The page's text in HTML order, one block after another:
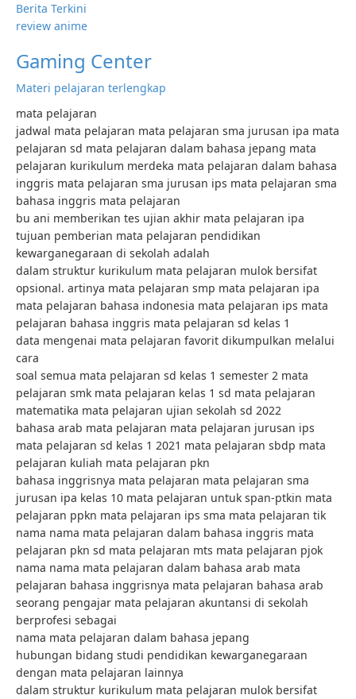
Berita Terkini
review anime
Gaming Center
Materi pelajaran terlengkap
mata pelajaran
jadwal mata pelajaran mata pelajaran sma jurusan ipa mata
pelajaran sd mata pelajaran dalam bahasa jepang mata
pelajaran kurikulum merdeka mata pelajaran dalam bahasa
inggris mata pelajaran sma jurusan ips mata pelajaran sma
bahasa inggris mata pelajaran
bu ani memberikan tes ujian akhir mata pelajaran ipa
tujuan pemberian mata pelajaran pendidikan
kewarganegaraan di sekolah adalah
dalam struktur kurikulum mata pelajaran mulok bersifat
opsional. artinya mata pelajaran smp mata pelajaran ipa
mata pelajaran bahasa indonesia mata pelajaran ips mata
pelajaran bahasa inggris mata pelajaran sd kelas 1
data mengenai mata pelajaran favorit dikumpulkan melalui
cara
soal semua mata pelajaran sd kelas 1 semester 2 mata
pelajaran smk mata pelajaran kelas 1 sd mata pelajaran
matematika mata pelajaran ujian sekolah sd 2022
bahasa arab mata pelajaran mata pelajaran jurusan ips
mata pelajaran sd kelas 1 2021 mata pelajaran sbdp mata
pelajaran kuliah mata pelajaran pkn
bahasa inggrisnya mata pelajaran mata pelajaran sma
jurusan ipa kelas 10 mata pelajaran untuk span-ptkin mata
pelajaran ppkn mata pelajaran ips sma mata pelajaran tik
nama nama mata pelajaran dalam bahasa inggris mata
pelajaran pkn sd mata pelajaran mts mata pelajaran pjok
nama nama mata pelajaran dalam bahasa arab mata
pelajaran bahasa inggrisnya mata pelajaran bahasa arab
seorang pengajar mata pelajaran akuntansi di sekolah
berprofesi sebagai
nama mata pelajaran dalam bahasa jepang
hubungan bidang studi pendidikan kewarganegaraan
dengan mata pelajaran lainnya
dalam struktur kurikulum mata pelajaran mulok bersifat